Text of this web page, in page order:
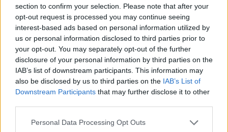
section to confirm your selection. Please note that after your
opt-out request is processed you may continue seeing
interest-based ads based on personal information utilized by
us or personal information disclosed to third parties prior to
your opt-out. You may separately opt-out of the further
disclosure of your personal information by third parties on the
IAB’s list of downstream participants. This information may
also be disclosed by us to third parties on the IAB’s List of
Downstream Participants that may further disclose it to other
Personal Data Processing Opt Outs
jóval nagyobb mértékben visszaestek, ami tovább
erősíti azokat az aggodalmakat, hogy Európa
legnagyobb gazdasága a második negyedévben
zsugorodhat az iráni háború és a megugró
energiaárak következtében - számolt be a
Bloomberg.
márciusi, lefelé módosított 4,5 százalékos növekedést